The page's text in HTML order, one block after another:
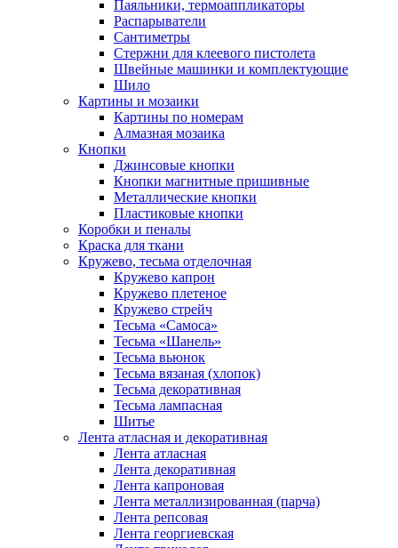
Паяльники, термоаппликаторы
Распарыватели
Сантиметры
Стержни для клеевого пистолета
Швейные машинки и комплектующие
Шило
Картины и мозаики
Картины по номерам
Алмазная мозаика
Кнопки
Джинсовые кнопки
Кнопки магнитные пришивные
Металлические кнопки
Пластиковые кнопки
Коробки и пеналы
Краска для ткани
Кружево, тесьма отделочная
Кружево капрон
Кружево плетеное
Кружево стрейч
Тесьма «Самоса»
Тесьма «Шанель»
Тесьма вьюнок
Тесьма вязаная (хлопок)
Тесьма декоративная
Тесьма лампасная
Шитье
Лента атласная и декоративная
Лента атласная
Лента декоративная
Лента капроновая
Лента металлизированная (парча)
Лента репсовая
Лента георгиевская